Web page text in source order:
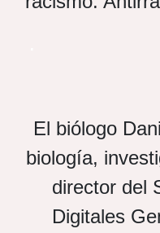
El biólogo
biología,
director del
Digitales